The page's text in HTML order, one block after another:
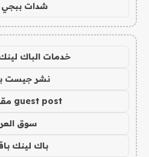
شدات ببجي
خدمات الباك
نشر جيست
guest post مقال ضيف
سوق
باك لينك باقة